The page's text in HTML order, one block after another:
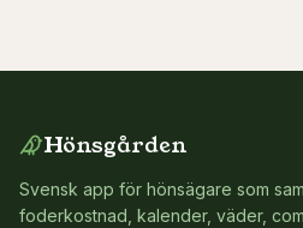
Hönsgården
Svensk app för hönsägare som
foderkostnad, kalender, väder,